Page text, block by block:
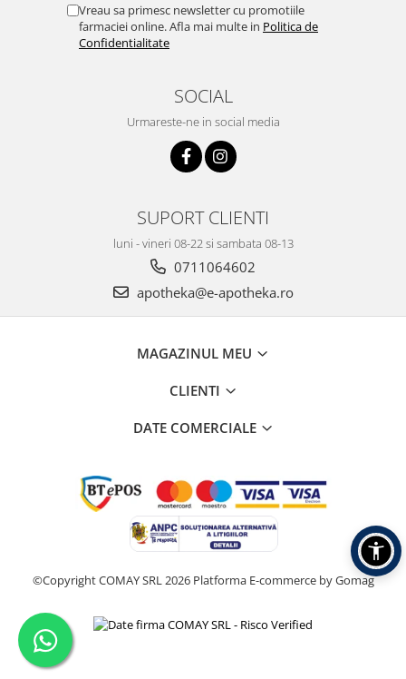
Vreau sa primesc newsletter cu promotiile
farmaciei online. Afla mai multe in Politica de
Confidentialitate
SOCIAL
Urmareste-ne in social media
SUPORT CLIENTI
luni - vineri 08-22 si sambata 08-13
0711064602
apotheka@e-apotheka.ro
MAGAZINUL MEU
CLIENTI
DATE COMERCIALE
©Copyright COMAY SRL 2026 Platforma E-commerce by Gomag